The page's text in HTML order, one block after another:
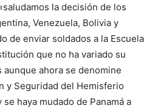
la decisión de los
Venezuela, Bolivia y
de enviar soldados a la Escuela
que no ha variado su
ahora se denomine
y Seguridad del Hemisferio
se haya mudado de Panamá a